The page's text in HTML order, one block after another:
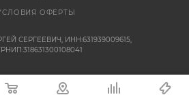
ОФЕРТЫ
СЕРГЕЕВИЧ, ИНН:631939009615,